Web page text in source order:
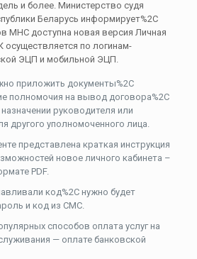
и более. Министерство судя
Беларусь информирует%2C
МНС доступна новая версия Личная
осуществляется по логинам-
ЭЦП и мобильной ЭЦП.
приложить документы%2C
полномочия на вывод договора%2C
руководителя или
другого уполномоченного лица.
представлена краткая инструкция
новое личного кабинета –
PDF.
код%2C нужно будет
и код из СМС.
способов оплата услуг на
— оплате банковской